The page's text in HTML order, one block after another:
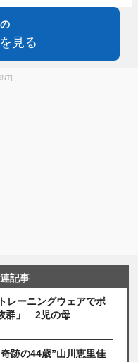
見る
記事
レーニングウェアでポ
群」 2児の母
跡の44歳”山川恵里佳